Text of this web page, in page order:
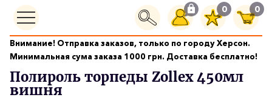
0 0
Внимание! Отправка заказов, только по городу Херсон.
Минимальная сума заказа 1000 грн. Доставка бесплатно!
Уход за салоном Полироль торпеды Zollex 450мл вишня
Полироль торпеды Zollex 450мл
вишня